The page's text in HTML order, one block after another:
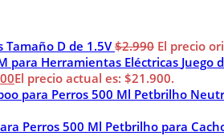
Tamaño D de 1.5V $2.990 El precio
Juego
El precio actual es: $21.900.
para Perros 500 Ml Petbrilho
Perros 500 Ml Petbrilho para